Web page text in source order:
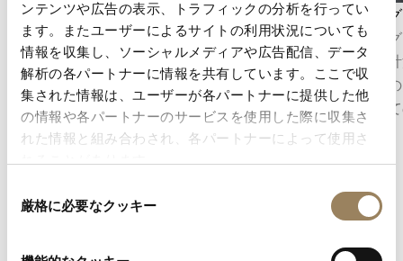
ンテンツや広告の表示、トラフィックの分析を行ってい
ます。またユーザーによるサイトの利用状況についても
情報を収集し、ソーシャルメディアや広告配信、データ
解析の各パートナーに情報を共有しています。ここで収
集された情報は、ユーザーが各パートナーに提供した他
の情報や各パートナーのサービスを使用した際に収集さ
れた情報と組み合わされ、各パートナーによって使用さ
厳格に必要なクッキー
秒表示
秒表示は、時の流れを正確に把握することを可
能にします。ムーブメントの構造に応じて、セ
ンターセコンドとして表示される場合もあれ
ば、文字盤のデザインに組み込まれたオフセン
ターのスモールセコンドとして表示される場合
クロノ
クロノ
精密に
は、そ
械とし